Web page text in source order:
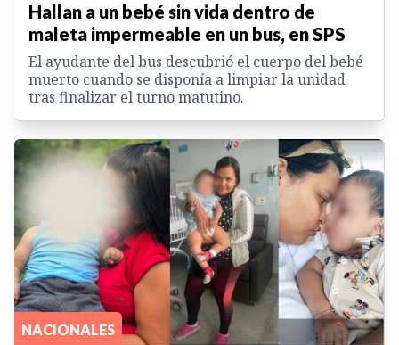
Hallan a un bebé sin vida dentro de
maleta impermeable en un bus, en SPS
El ayudante del bus descubrió el cuerpo del bebé
muerto cuando se disponía a limpiar la unidad
tras finalizar el turno matutino.
NACIONALES